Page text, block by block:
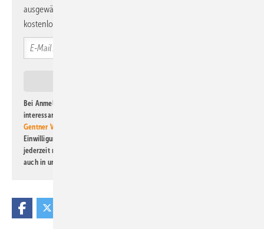
ausgewählte Informationen und Neuigkeiten, gebündelt und
kostenlos direkt ins Postfach.
Bei Anmeldung zu diesem Newsletter bin ich damit einverstanden, über
interessante Verlags- und Online-Angebote
Gentner Verlag GmbH & Co. KG
Einwilligung kann ich jederzeit widerrufen und eine Abmeldung ist
jederzeit möglich. Informationen zum Umgang mit Daten finden Sie
auch in unserer